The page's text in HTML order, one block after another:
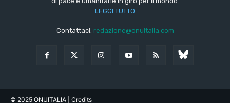
LEGGI TUTTO
Contattaci: redazione@onuitalia.com
© 2025 ONUITALIA | Credits